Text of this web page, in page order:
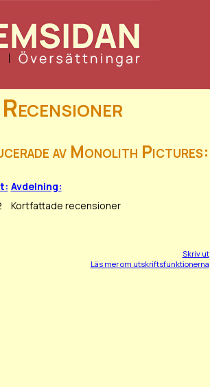
Recensioner
av Monolith Pictures:
Avdelning:
Kortfattade recensioner
Skriv ut
Läs mer om utskriftsfunktionerna